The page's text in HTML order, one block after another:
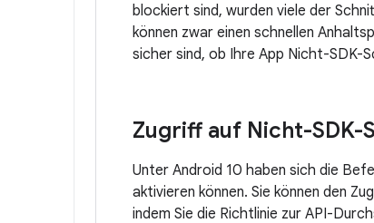
blockiert sind, wurden viele der
können zwar einen schnellen
sicher sind, ob Ihre App Nicht-SDK-
Zugriff auf Nicht-SDK-
Unter Android 10 haben sich die
aktivieren können. Sie können den
indem Sie die Richtlinie zur API-